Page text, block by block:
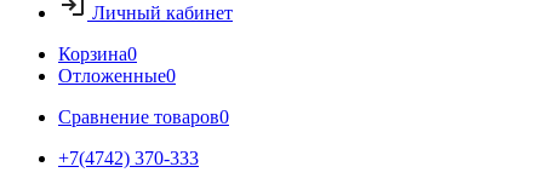
Личный кабинет
Корзина0
Отложенные0
Сравнение товаров0
+7(4742) 370-333